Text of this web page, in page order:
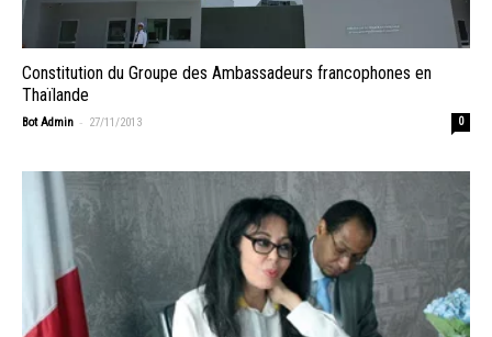
Constitution du Groupe des Ambassadeurs francophones en
Thaïlande
Bot Admin - 27/11/2013 0